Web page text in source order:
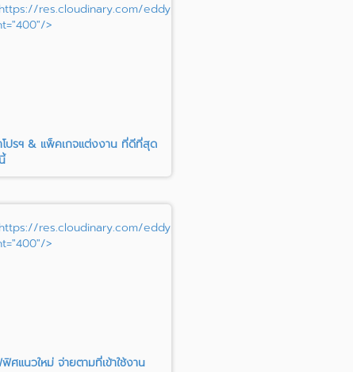
kf1sah2ihnrfojpbkysz"
res.cloudinary.com/eddypisit/image/upload/c_fill,h_400/
>
โปรฯ & แพ็คเกจแต่งงาน ที่ดีที่สุด
ygqu1pfm7xlf09w66bcm"
res.cloudinary.com/eddypisit/image/upload/c_fill,h_400/
>
ศแนวใหม่ จ่ายตามที่เข้าใช้งาน